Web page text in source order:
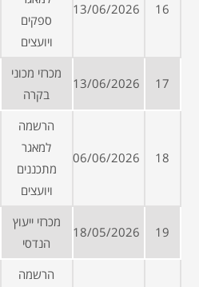
16
13/06/2026
ספקים
ויועצים
17
13/06/2026
מכרזי מכוני
בקרה
18
06/06/2026
הרשמה
למאגר
מתכננים
ויועצים
19
18/05/2026
מכרזי ייעוץ
הנדסי
הרשמה